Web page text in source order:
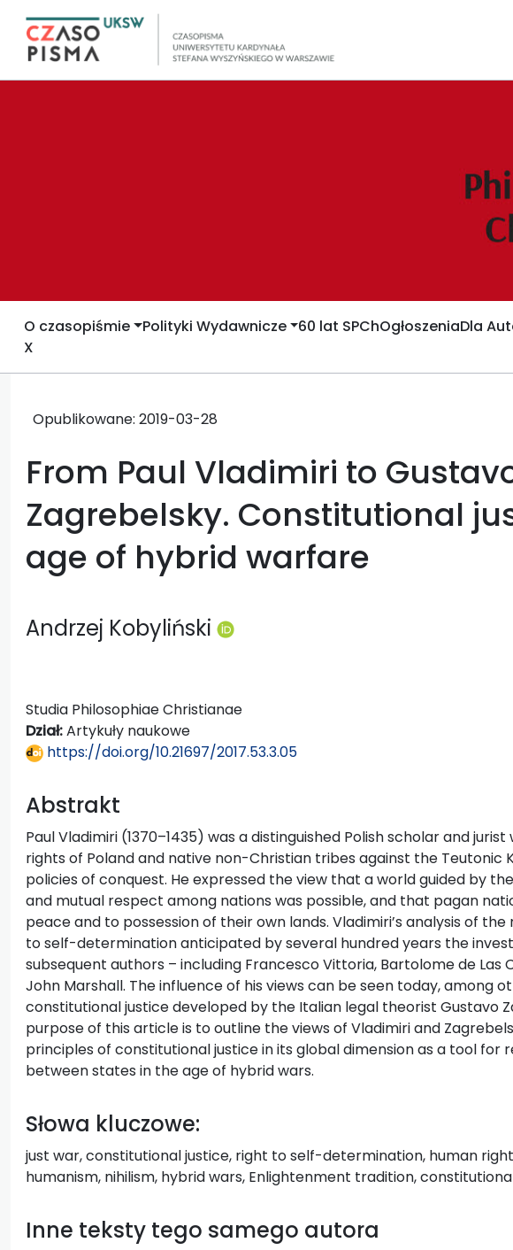
O czasopiśmie Polityki Wydawnicze 60 lat SPChOgłoszeniaDla
X
Opublikowane: 2019-03-28
From Paul Vladimiri to
Zagrebelsky. Constitutional
age of hybrid warfare
Andrzej Kobyliński
Studia Philosophiae Christianae
Dział:Artykuły naukowe
https://doi.org/10.21697/2017.53.3.05
Abstrakt
Paul Vladimiri (1370–1435) was a distinguished Polish scholar and
rights of Poland and native non-Christian tribes against the Teutonic
policies of conquest. He expressed the view that a world guided by
and mutual respect among nations was possible, and that pagan
peace and to possession of their own lands. Vladimiri’s analysis of
to self-determination anticipated by several hundred years the
subsequent authors – including Francesco Vittoria, Bartolome de Las
John Marshall. The influence of his views can be seen today, among
constitutional justice developed by the Italian legal theorist Gustavo
purpose of this article is to outline the views of Vladimiri and
principles of constitutional justice in its global dimension as a tool for
between states in the age of hybrid wars.
Słowa kluczowe:
just war, constitutional justice, right to self-determination, human
humanism, nihilism, hybrid wars, Enlightenment tradition,
Inne teksty tego samego autora